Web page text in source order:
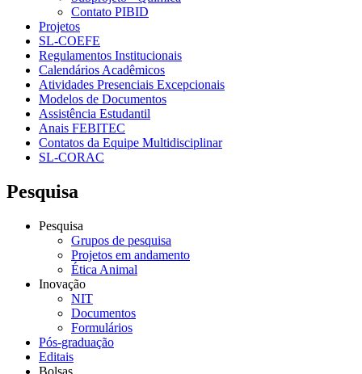
Contato PIBID
Projetos
SL-COEFE
Regulamentos Institucionais
Calendários Acadêmicos
Atividades Presenciais Excepcionais
Modelos de Documentos
Assistência Estudantil
Anais FEBITEC
Contatos da Equipe Multidisciplinar
SL-CORAC
Pesquisa
Pesquisa
Grupos de pesquisa
Projetos em andamento
Ética Animal
Inovação
NIT
Documentos
Formulários
Pós-graduação
Editais
Bolsas